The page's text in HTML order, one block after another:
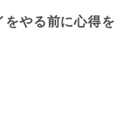
をやる前に心得を